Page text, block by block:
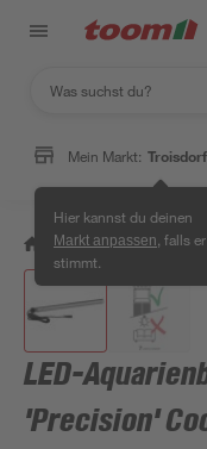
Mein Markt: Troisdorf
Hier kannst du deinen
Markt anpassen , falls
stimmt.
/ Garten & Freizeit /
LED-
'Precision'